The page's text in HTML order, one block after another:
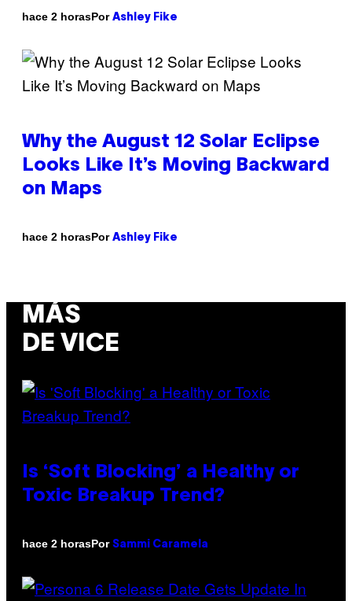
hace 2 horasPor Ashley Fike
Why the August 12 Solar Eclipse
Looks Like It’s Moving Backward
on Maps
hace 2 horasPor Ashley Fike
MÁS
DE VICE
Is ‘Soft Blocking’ a Healthy or
Toxic Breakup Trend?
hace 2 horasPor Sammi Caramela